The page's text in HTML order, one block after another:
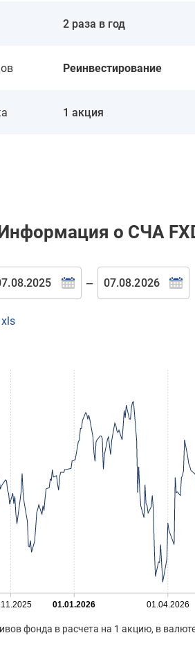
2 раза в год
Реинвестирование
1 акция
о СЧА
—
01.01.2026 01.04.2026
фонда в расчета на 1 акцию, в